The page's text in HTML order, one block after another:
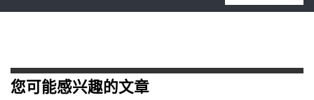
您可能感兴趣的文章